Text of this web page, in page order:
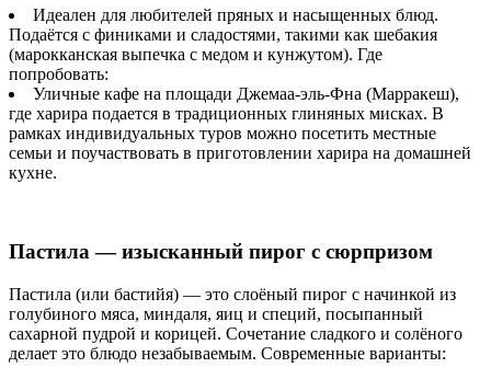
Идеален для любителей пряных и насыщенных блюд.
Подаётся с финиками и сладостями, такими как шебакия
(марокканская выпечка с медом и кунжутом). Где
попробовать:
Уличные кафе на площади Джемаа-эль-Фна (Марракеш),
где харира подается в традиционных глиняных мисках. В
рамках индивидуальных туров можно посетить местные
семьи и поучаствовать в приготовлении харира на домашней
кухне.
Пастила — изысканный пирог с сюрпризом
Пастила (или бастийя) — это слоёный пирог с начинкой из
голубиного мяса, миндаля, яиц и специй, посыпанный
сахарной пудрой и корицей. Сочетание сладкого и солёного
делает это блюдо незабываемым. Современные варианты: